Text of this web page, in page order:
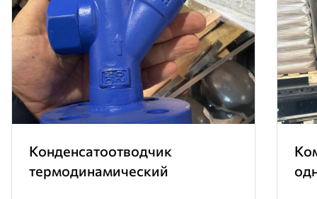
Конденсатоотводчик
термодинамический